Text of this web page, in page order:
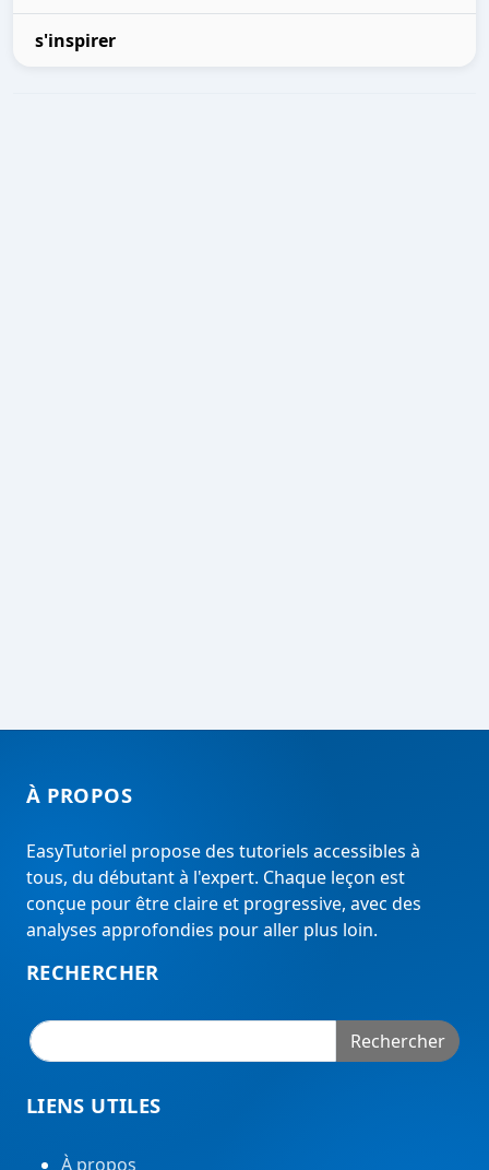
s'inspirer
À PROPOS
EasyTutoriel propose des tutoriels accessibles à
tous, du débutant à l'expert. Chaque leçon est
conçue pour être claire et progressive, avec des
analyses approfondies pour aller plus loin.
RECHERCHER
Rechercher
LIENS UTILES
À propos